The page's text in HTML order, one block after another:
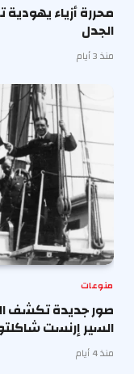
محررة أزياء
الجدل
منذ 3 أيام
منوعات
صور جديدة تكشف
السير إرنست
منذ 4 أيام